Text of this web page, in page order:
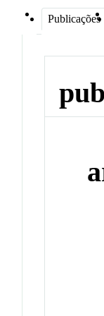
Publicações